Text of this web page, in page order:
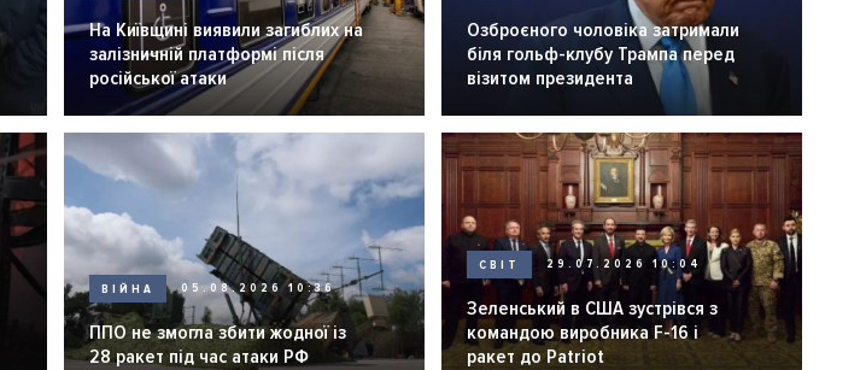
На Київщині виявили загиблих на
залізничній платформі після
російської атаки
Озброєного чоловіка затримали
біля гольф-клубу Трампа перед
візитом президента
ВІЙНА 05.08.2026 10:36
ППО не змогла збити жодної із
28 ракет під час атаки РФ
СВІТ 29.07.2026 10:04
Зеленський в США зустрівся з
командою виробника F-16 і
ракет до Patriot